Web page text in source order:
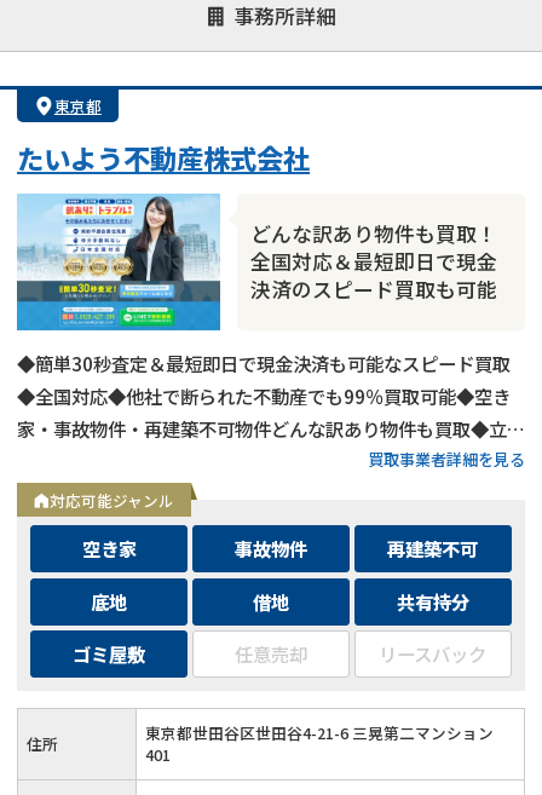
事務所詳細
1億円以上の買取可
東京都
たいよう不動産株式会社
どんな訳あり物件も買取！
全国対応＆最短即日で現金
決済のスピード買取も可能
◆簡単30秒査定＆最短即日で現金決済も可能なスピード買取
◆全国対応◆他社で断られた不動産でも99％買取可能◆空き
家・事故物件・再建築不可物件どんな訳あり物件も買取◆立ち
退き・相続・共有持分など複雑な問題を抱えた不動産もOK
買取事業者詳細を見る
対応可能ジャンル
空き家 事故物件
再建築不可
底地
借地
共有持分
ゴミ屋敷
任意売却 リースバック
住所
東京都世田谷区世田谷4-21-6 三晃第二マンション
401
借地の売却でお悩みならこちら
営業時間外（メール問合せなら24時間受付）
0120-543-357 メール